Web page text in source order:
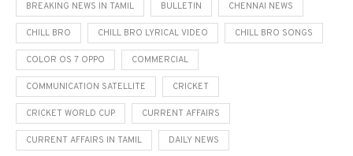
BREAKING NEWS IN TAMIL BULLETIN CHENNAI NEWS
CHILL BRO CHILL BRO LYRICAL VIDEO CHILL BRO SONGS
COLOR OS 7 OPPO COMMERCIAL
COMMUNICATION SATELLITE CRICKET
CRICKET WORLD CUP CURRENT AFFAIRS
CURRENT AFFAIRS IN TAMIL DAILY NEWS